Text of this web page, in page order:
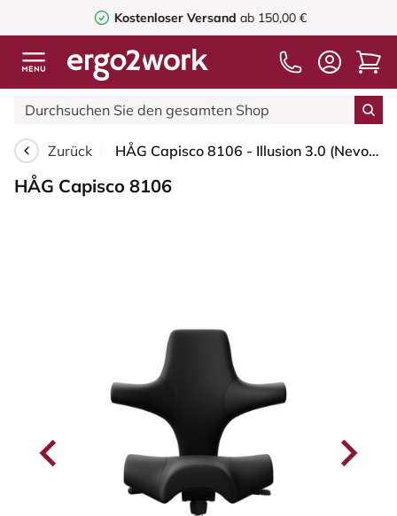
Kostenloser Versandab 150,00 €
Zurück HÅG Capisco 8106 - Illusion 3.0 (Nevotex) - Polyurethan-Kunstleder - ILU3110 - Black - Schwarz - 200 mm (Sitzhöhe 46-64cm) - Harte Rollen für weiche Böden
HÅG Capisco 8106